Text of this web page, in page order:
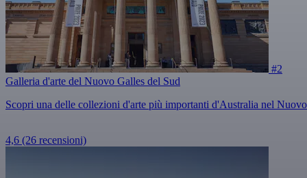
#2
Galleria d'arte del Nuovo Galles del Sud
Scopri una delle collezioni d'arte più importanti d'Australia nel
4,6 (26 recensioni)